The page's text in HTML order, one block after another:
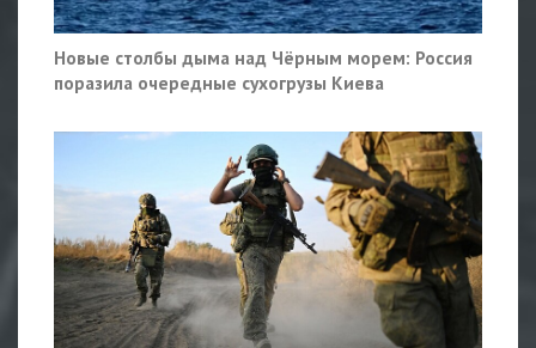
Новые столбы дыма над Чёрным морем: Россия
поразила очередные сухогрузы Киева